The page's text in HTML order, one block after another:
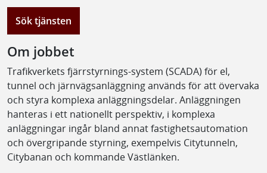
Sök tjänsten
Om jobbet
Trafikverkets fjärrstyrnings-system (SCADA) för el,
tunnel och järnvägsanläggning används för att övervaka
och styra komplexa anläggningsdelar. Anläggningen
hanteras i ett nationellt perspektiv, i komplexa
anläggningar ingår bland annat fastighetsautomation
och övergripande styrning, exempelvis Citytunneln,
Citybanan och kommande Västlänken.